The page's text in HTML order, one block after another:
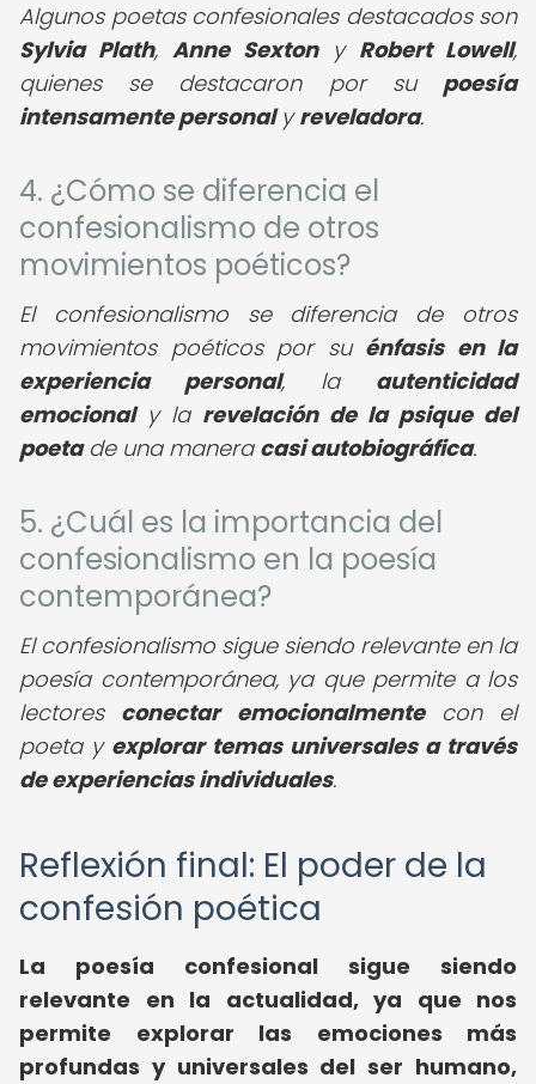
Algunos poetas confesionales destacados son
Sylvia Plath, Anne Sextony Robert Lowell,
quienes se destacaron por su poesía
intensamente personalyreveladora.
4. ¿Cómo se diferencia el
confesionalismo de otros
movimientos poéticos?
El confesionalismo se diferencia de otros
movimientos poéticos por su énfasis en la
experiencia personal, la autenticidad
emocionaly la revelación de la psique del
poetade una manera casi autobiográfica.
5. ¿Cuál es la importancia del
confesionalismo en la poesía
contemporánea?
El confesionalismo sigue siendo relevante en la
poesía contemporánea, ya que permite a los
lectores conectar emocionalmentecon el
poeta y explorar temas universales a través
de experiencias individuales.
Reflexión final: El poder de la
confesión poética
La poesía confesional sigue siendo
relevante en la actualidad, ya que nos
permite explorar las emociones más
profundas y universales del ser humano,